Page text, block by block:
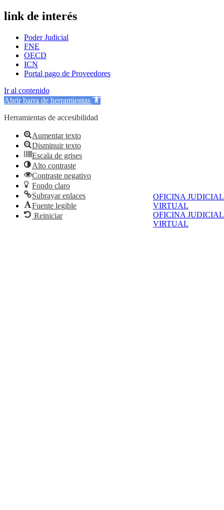
OFICINA JUDICIAL
VIRTUAL
OFICINA JUDICIAL
VIRTUAL
link de interés
Poder Judicial
FNE
OECD
ICN
Portal pago de Proveedores
Ir al contenido
Abrir barra de herramientas
Herramientas de accesibilidad
Aumentar texto
Disminuir texto
Escala de grises
Alto contraste
Contraste negativo
Fondo claro
Subrayar enlaces
Fuente legible
Reiniciar